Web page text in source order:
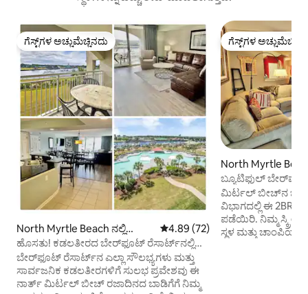
ಗೆಸ್ಟ್‌ಗಳ ಅಚ್ಚುಮೆಚ್ಚಿನದು
ಗೆಸ್ಟ್‌ಗಳ ಅಚ್ಚುಮೆಚ್ಚಿನದು
North Myrtle Beach ನಲ್ಲಿ
ಕಾಂಡೋ
5 ರಲ್ಲಿ 4.89 ಸರಾಸರಿ ರೇಟಿಂಗ್, 72
4.89 (72)
ಹೊಸತು! ಕಡಲತೀರದ ಬೇರ್‌ಫೂಟ್ ರೆಸಾರ್ಟ್‌ನಲ್ಲಿ
ಯಾಟ್ ಕ್ಲಬ್ ವಿಲ್ಲಾ!
ಬೇರ್‌ಫೂಟ್ ರೆಸಾರ್ಟ್‌ನ ಎಲ್ಲಾ ಸೌಲಭ್ಯಗಳು ಮತ್ತು
ಸಾರ್ವಜನಿಕ ಕಡಲತೀರಗಳಿಗೆ ಸುಲಭ ಪ್ರವೇಶವು ಈ
ನಾರ್ತ್ ಮಿರ್ಟಲ್ ಬೀಚ್ ರಜಾದಿನದ ಬಾಡಿಗೆಗೆ ನಿಮ್ಮ
ಗೆಸ್ಟ್‌ಗಳ
ಗೆಸ್ಟ್‌ಗಳ
North Myrtle
ಕಾಂಡೋ
ಬ್ಯೂಟಿಫುಲ್
ಮಿರ್ಟಲ್ ಬೀಚ್‌ನ
ವಿಭಾಗದಲ್ಲಿ ಈ 2BR/
ಪಡೆಯಿರಿ. ನಿಮ್ಮ
ಸ್ಥಳ ಮತ್ತು